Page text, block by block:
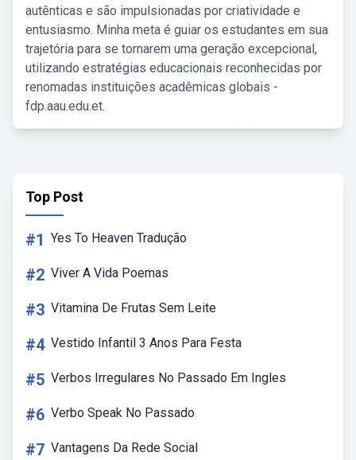
autênticas e são impulsionadas por criatividade e
entusiasmo. Minha meta é guiar os estudantes em sua
trajetória para se tornarem uma geração excepcional,
utilizando estratégias educacionais reconhecidas por
renomadas instituições acadêmicas globais -
fdp.aau.edu.et.
Top Post
#1 Yes To Heaven Tradução
#2 Viver A Vida Poemas
#3 Vitamina De Frutas Sem Leite
#4 Vestido Infantil 3 Anos Para Festa
#5 Verbos Irregulares No Passado Em Ingles
#6 Verbo Speak No Passado
#7 Vantagens Da Rede Social